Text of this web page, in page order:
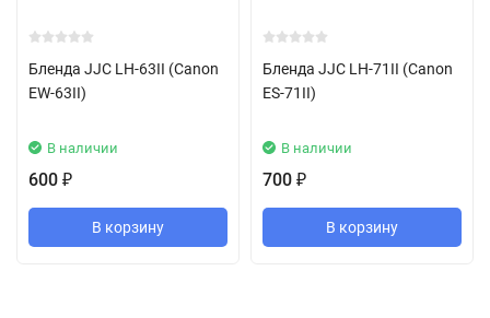
Бленда JJC LH-63II (Canon
EW-63II)
В наличии
600 ₽
В корзину
Бленда JJC LH-71II (Canon
ES-71II)
В наличии
700 ₽
В корзину